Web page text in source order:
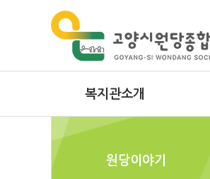
복지관소개
미션과 비전
원당이야기